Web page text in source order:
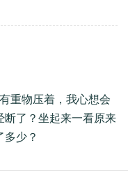
重物压着，我心想会
了？坐起来一看原来
少？